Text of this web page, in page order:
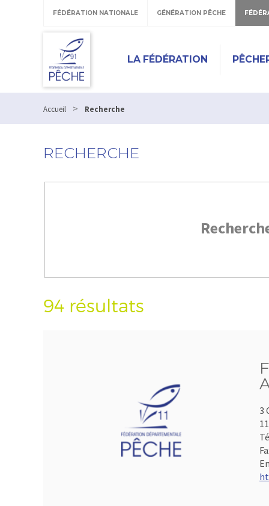
FÉDÉRATION NATIONALE GÉNÉRATION PÊCHE
LA FÉDÉRATION
Accueil > Recherche
RECHERCHE
94 résultats
3